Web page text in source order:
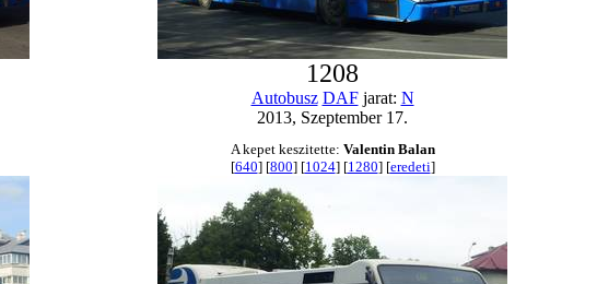
1208
Autobusz DAFjarat: N
2013, Szeptember 17.
A kepet keszitette: Valentin Balan
[640] [800] [1024] [1280] [eredeti]